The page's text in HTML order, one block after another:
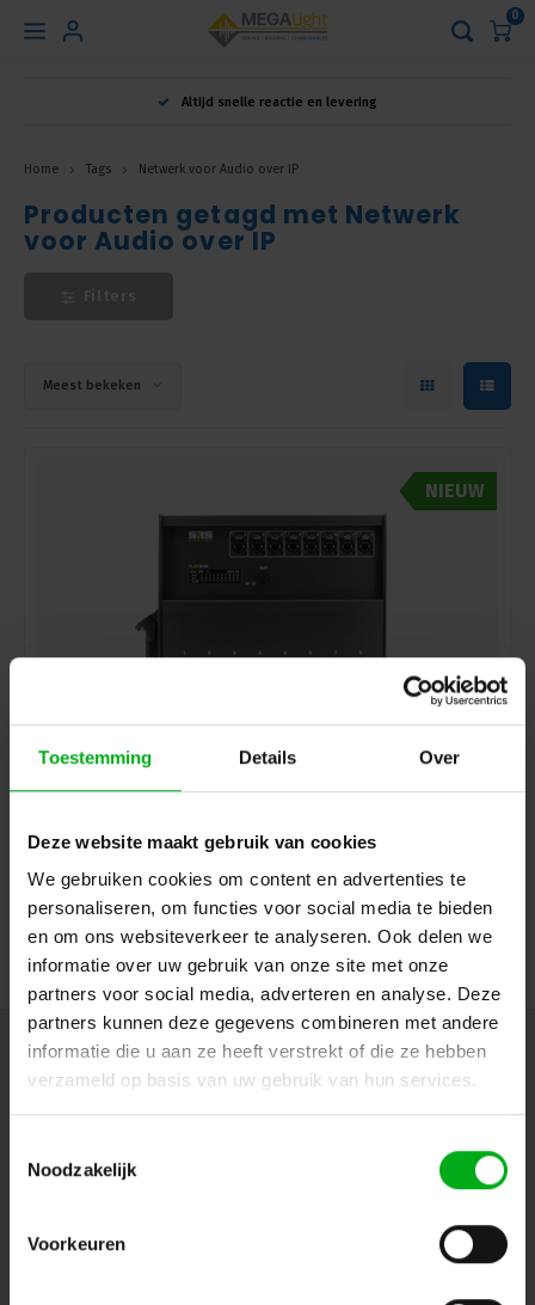
Toestemming Details Over
Deze website maakt gebruik van cookies
We gebruiken cookies om content en advertenties te
personaliseren, om functies voor social media te bieden
en om ons websiteverkeer te analyseren. Ook delen we
informatie over uw gebruik van onze site met onze
partners voor social media, adverteren en analyse. Deze
partners kunnen deze gegevens combineren met andere
informatie die u aan ze heeft verstrekt of die ze hebben
verzameld op basis van uw gebruik van hun services.
Noodzakelijk
Voorkeuren
Hoofdmenu
Nederlands
0
Altijd snelle reactie en levering
Home Tags Netwerk voor Audio over IP
Producten getagd met Netwerk
voor Audio over IP
Meest bekeken
NIEUW
SRS Lighting | VLAN-toolbox brick 10 | 8-poorts
managed cisco switch | Gebruikersinterface op display
break-out | Harting in | 8x true-1 uit |
7-14 werkdagen
Login voor prijzen
Nieuwsbrief